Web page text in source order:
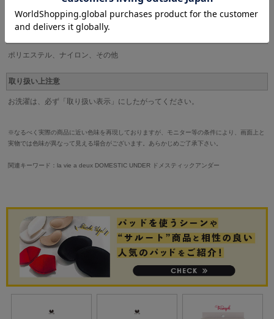
BL、LN、OW
ポリエステル、ナイロン、その他
取り扱い上注意
お洗濯は、必ず「取り扱い表示」にしたがってください。
※なるべく実際の商品に近い色味を再現しておりますが、モニター等の条件により、画面上と
実物では色味が異なって見える場合がございます。あらかじめご了承下さい。
関連キーワード：la vie a deux DOMESTIC UNDER ドメスティックアンダー